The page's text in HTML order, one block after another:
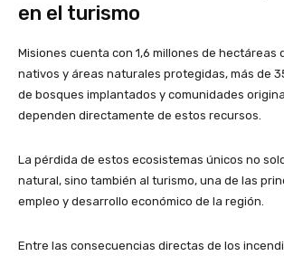
en el turismo
Misiones cuenta con 1,6 millones de hectáreas
nativos y áreas naturales protegidas, más de
de bosques implantados y comunidades
dependen directamente de estos recursos.
La pérdida de estos ecosistemas únicos no
natural, sino también al turismo, una de las
empleo y desarrollo económico de la región.
Entre las consecuencias directas de los